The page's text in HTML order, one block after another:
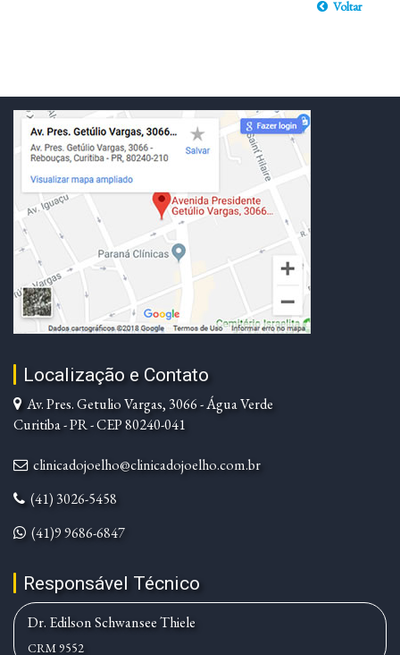
Voltar
Localização e Contato
Av. Pres. Getulio Vargas, 3066 - Água Verde
Curitiba - PR - CEP 80240-041
clinicadojoelho@clinicadojoelho.com.br
(41) 3026-5458
(41)9 9686-6847
Responsável Técnico
Dr. Edilson Schwansee Thiele
CRM 9552